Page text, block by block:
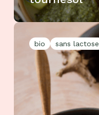
bio sans lactose